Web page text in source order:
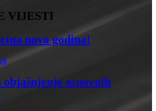
VIJESTI
nova godina!
osnovnih